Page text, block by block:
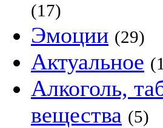
(17)
Эмоции (29)
Актуальное
Алкоголь,
вещества (5)